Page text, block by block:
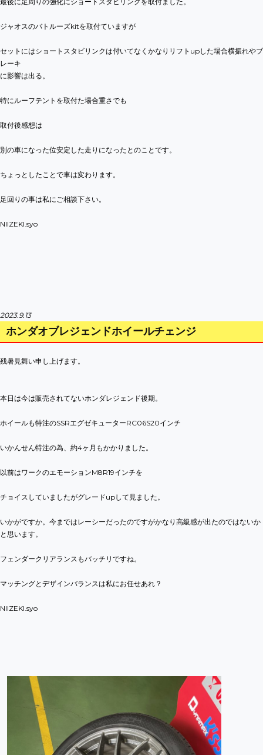
ジャオスのバトルーズkitを取付ていますが
セットにはショートスタビリンクは付いてなくかなりリフトupした場合横振れやブ
レーキ
に影響は出る。
特にルーフテントを取付た場合重さでも
取付後感想は
別の車になった位安定した走りになったとのことです。
ちょっとしたことで車は変わります。
足回りの事は私にご相談下さい。
NIIZEKI.syo
2023.9.13
ホンダオブレジェンドホイールチェンジ
残暑見舞い申し上げます。
本日は今は販売されてないホンダレジェンド後期。
ホイールも特注のSSRエグゼキューターRC06S20インチ
いかんせん特注の為、約4ヶ月もかかりました。
以前はワークのエモーションM8R19インチを
チョイスしていましたがグレードupして見ました。
いかがですか。今まではレーシーだったのですがかなり高級感が出たのではないか
と思います。
フェンダークリアランスもバッチリですね。
マッチングとデザインバランスは私にお任せあれ？
NIIZEKI.syo